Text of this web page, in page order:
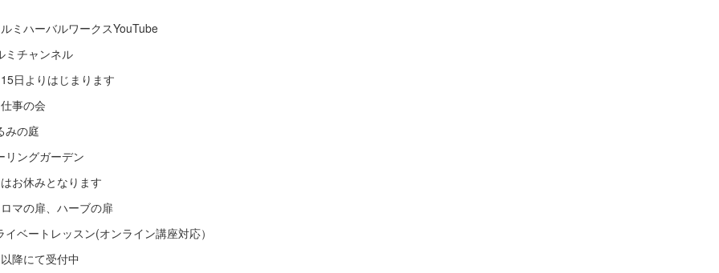
ミハーバルワークスYouTube
ミチャンネル
日よりはじまります
事の会
みの庭
リングガーデン
お休みとなります
マの扉、ハーブの扉
イベートレッスン(オンライン講座対応）
降にて受付中